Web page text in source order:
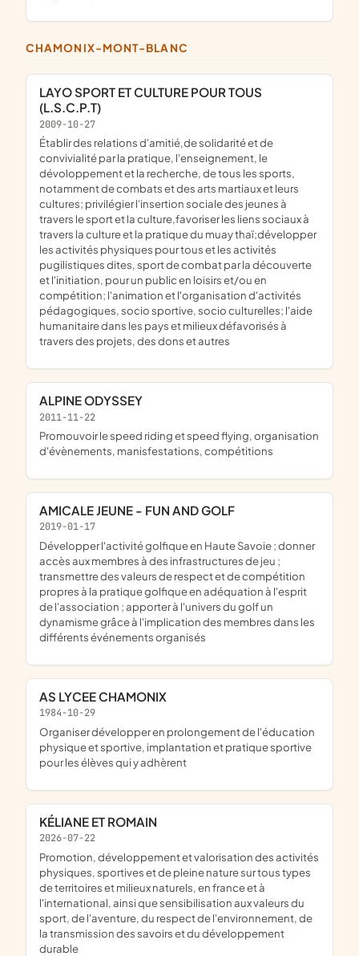
CHAMONIX-MONT-BLANC
LAYO SPORT ET CULTURE POUR TOUS
(L.S.C.P.T)
2009-10-27
établir des relations d'amitié,de solidarité et de
convivialité par la pratique, l'enseignement, le
dévoloppement et la recherche, de tous les sports,
notamment de combats et des arts martiaux et leurs
cultures; privilégier l'insertion sociale des jeunes à
travers le sport et la culture,favoriser les liens sociaux à
travers la culture et la pratique du muay thaï;développer
les activités physiques pour tous et les activités
pugilistiques dites, sport de combat par la découverte
et l'initiation, pour un public en loisirs et/ou en
compétition; l'animation et l'organisation d'activités
pédagogiques, socio sportive, socio culturelles; l'aide
humanitaire dans les pays et milieux défavorisés à
travers des projets, des dons et autres
ALPINE ODYSSEY
2011-11-22
promouvoir le speed riding et speed flying, organisation
d'évènements, manisfestations, compétitions
AMICALE JEUNE - FUN AND GOLF
2019-01-17
développer l'activité golfique en Haute Savoie ; donner
accès aux membres à des infrastructures de jeu ;
transmettre des valeurs de respect et de compétition
propres à la pratique golfique en adéquation à l'esprit
de l'association ; apporter à l'univers du golf un
dynamisme grâce à l'implication des membres dans les
différents événements organisés
AS LYCEE CHAMONIX
1984-10-29
organiser développer en prolongement de l'éducation
physique et sportive, implantation et pratique sportive
pour les élèves qui y adhèrent
KÉLIANE ET ROMAIN
2026-07-22
promotion, développement et valorisation des activités
physiques, sportives et de pleine nature sur tous types
de territoires et milieux naturels, en france et à
l'international, ainsi que sensibilisation aux valeurs du
sport, de l'aventure, du respect de l'environnement, de
la transmission des savoirs et du développement
durable